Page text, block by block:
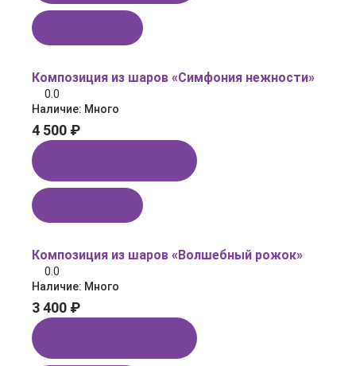
Композиция из шаров «Симфония нежности»
0.0
Наличие: Много
4 500 ₽
Композиция из шаров «Волшебный рожок»
0.0
Наличие: Много
3 400 ₽